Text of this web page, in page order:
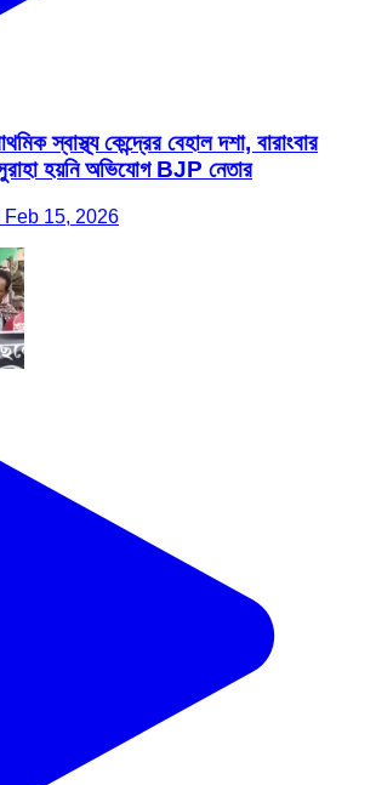
স্বাস্থ্য কেন্দ্রের বেহাল দশা, বারাংবার
হয়নি অভিযোগ BJP নেতার
Feb 15, 2026